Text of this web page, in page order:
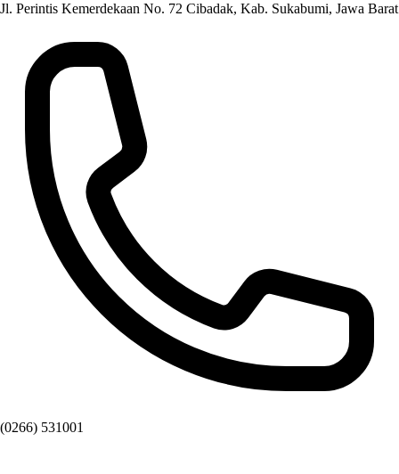
Jl. Perintis Kemerdekaan No. 72 Cibadak, Kab. Sukabumi, Jawa Barat
(0266) 531001